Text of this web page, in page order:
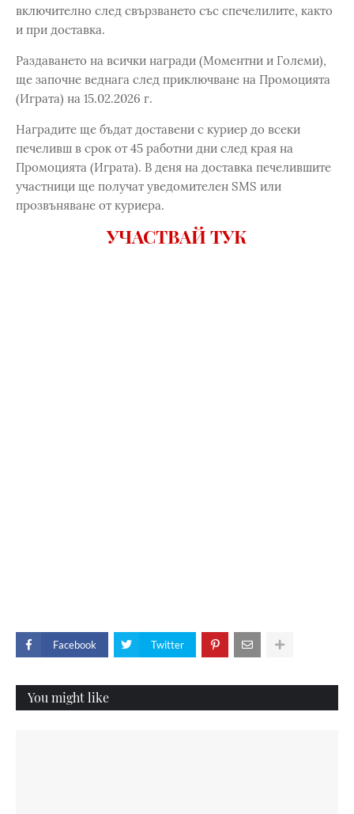
включително след свързването със спечелилите, както
и при доставка.
Раздаването на всички награди (Моментни и Големи),
ще започне веднага след приключване на Промоцията
(Играта) на 15.02.2026 г.
Наградите ще бъдат доставени с куриер до всеки
печеливш в срок от 45 работни дни след края на
Промоцията (Играта). В деня на доставка печелившите
участници ще получат уведомителен SMS или
прозвъняване от куриера.
УЧАСТВАЙ ТУК
Facebook Twitter
You might like